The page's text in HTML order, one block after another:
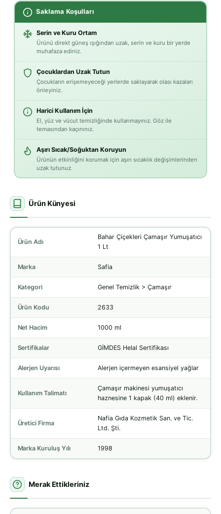
Saklama Koşulları
Serin ve Kuru Ortam
Ürünü direkt güneş ışığından uzak, serin ve kuru bir yerde
muhafaza ediniz.
Çocuklardan Uzak Tutun
Çocukların erişemeyeceği yerlerde saklayarak olası kazaları
önleyiniz.
Harici Kullanım İçin
El, yüz ve vücut temizliğinde kullanmayınız. Göz ile
temasından kaçınınız.
Aşırı Sıcak/Soğuktan Koruyun
Ürünün etkinliğini korumak için aşırı sıcaklık değişimlerinden
uzak tutunuz.
Ürün Künyesi
Ürün Adı
Bahar Çiçekleri Çamaşır Yumuşatıcı
1 Lt
Marka Safia
Kategori Genel Temizlik > Çamaşır
Ürün Kodu 2633
Net Hacim 1000 ml
Sertifikalar GİMDES Helal Sertifikası
Alerjen Uyarısı Alerjen içermeyen esansiyel yağlar
Kullanım Talimatı
Çamaşır makinesi yumuşatıcı
haznesine 1 kapak (40 ml) eklenir.
Üretici Firma
Nafia Gıda Kozmetik San. ve Tic.
Ltd. Şti.
Marka Kuruluş Yılı 1998
Merak Ettikleriniz